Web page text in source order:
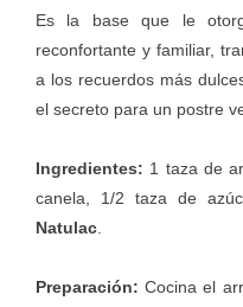
Es la base que le
reconfortante y familiar,
a los recuerdos más
el secreto para un postre
Ingredientes: 1 taza de
canela, 1/2 taza de
Natulac
Preparación:Cocina el